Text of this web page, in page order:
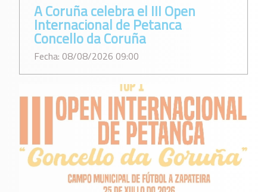
A Coruña celebra el III Open
Internacional de Petanca
Concello da Coruña
Fecha: 08/08/2026 09:00